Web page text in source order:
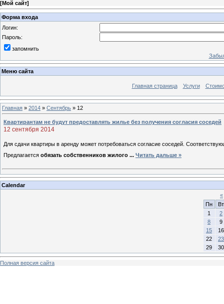
[Мой сайт]
Форма входа
Логин:
Пароль:
запомнить
Меню сайта
Главная страница Услуги
Главная » 2014 » Сентябрь » 12
Квартирантам не будут предоставлять жилье без получения согласия соседей
12 сентября 2014
Для сдачи квартиры в аренду может потребоваться согласие соседей.
Предлагается обязать собственников жилого ... Читать дальше »
Calendar
«
Пн
Вт
1
2
8
9
15
16
22
23
29
30
Полная версия сайта